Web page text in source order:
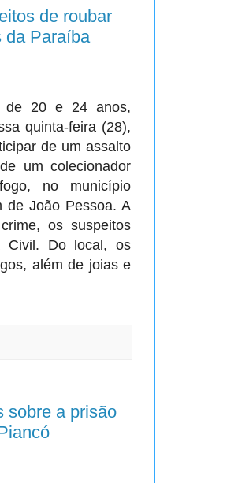
de roubar
da Paraíba
de 20 e 24 anos,
quinta-feira (28),
de um assalto
um colecionador
no município
de João Pessoa. A
os suspeitos
Civil. Do local, os
além de joias e
sobre a prisão